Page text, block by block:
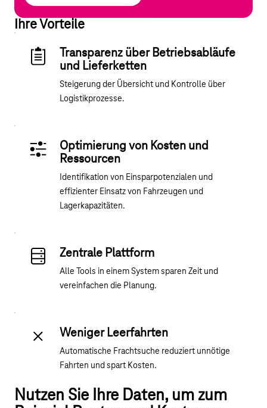
Ihre Vorteile
Transparenz über Betriebsabläufe
und Lieferketten
Steigerung der Übersicht und Kontrolle über
Logistikprozesse.
Optimierung von Kosten und
Ressourcen
Identifikation von Einsparpotenzialen und
effizienter Einsatz von Fahrzeugen und
Lagerkapazitäten.
Zentrale Plattform
Alle Tools in einem System sparen Zeit und
vereinfachen die Planung.
Weniger Leerfahrten
Automatische Frachtsuche reduziert unnötige
Fahrten und spart Kosten.
Nutzen Sie Ihre Daten, um zum